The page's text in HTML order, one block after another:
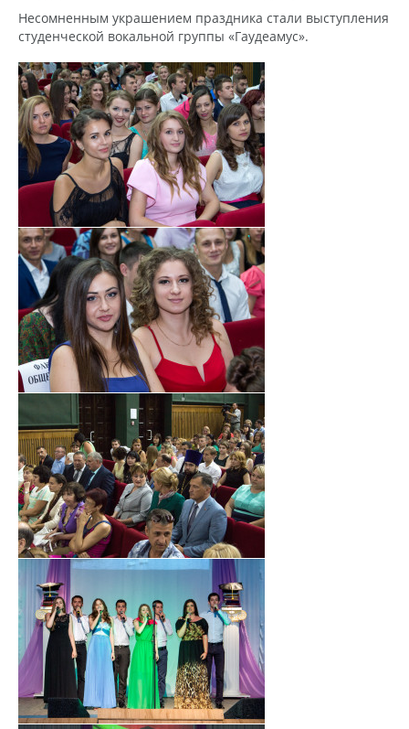
Несомненным украшением праздника стали выступления
студенческой вокальной группы «Гаудеамус».